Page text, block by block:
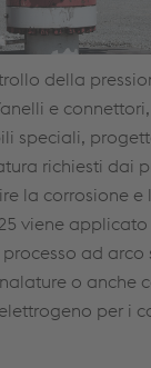
della
e
speciali,
richiesti dai
la corrosione e
viene
ad arco
o anche
per i